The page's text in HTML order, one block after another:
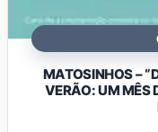
MATOSINHOS –
VERÃO: UM MÊS